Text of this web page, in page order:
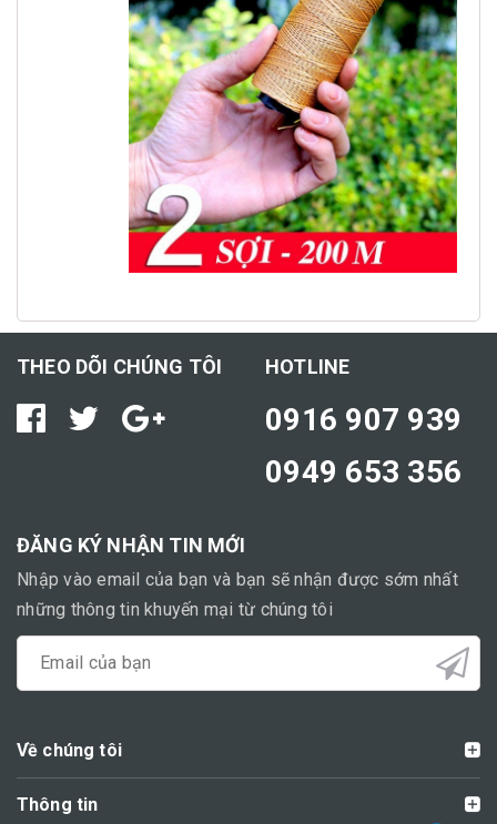
THEO DÕI CHÚNG TÔI HOTLINE
0916 907 939
0949 653 356
ĐĂNG KÝ NHẬN TIN MỚI
Nhập vào email của bạn và bạn sẽ nhận được sớm nhất
những thông tin khuyến mại từ chúng tôi
Về chúng tôi
Thông tin